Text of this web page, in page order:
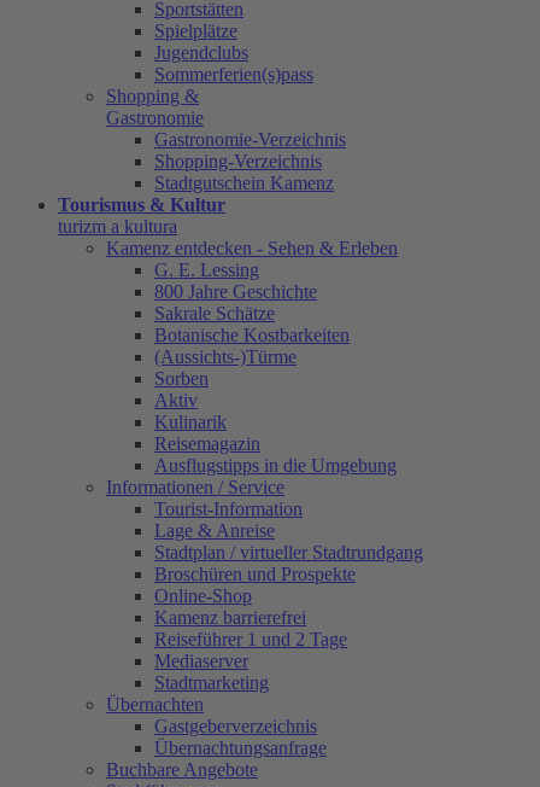
Sportstätten
Spielplätze
Jugendclubs
Sommerferien(s)pass
Shopping &
Gastronomie
Gastronomie-Verzeichnis
Shopping-Verzeichnis
Stadtgutschein Kamenz
Tourismus & Kultur
turizm a kultura
Kamenz entdecken - Sehen & Erleben
G. E. Lessing
800 Jahre Geschichte
Sakrale Schätze
Botanische Kostbarkeiten
(Aussichts-)Türme
Sorben
Aktiv
Kulinarik
Reisemagazin
Ausflugstipps in die Umgebung
Informationen / Service
Tourist-Information
Lage & Anreise
Stadtplan / virtueller Stadtrundgang
Broschüren und Prospekte
Online-Shop
Kamenz barrierefrei
Reiseführer 1 und 2 Tage
Mediaserver
Stadtmarketing
Übernachten
Gastgeberverzeichnis
Übernachtungsanfrage
Buchbare Angebote